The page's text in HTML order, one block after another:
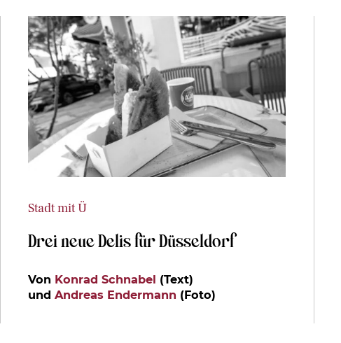
Stadt mit Ü
Drei neue Delis für Düsseldorf
Von Konrad Schnabel (Text)
und Andreas Endermann (Foto)